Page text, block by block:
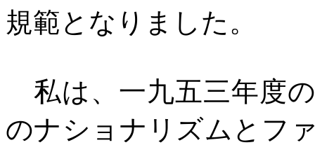
規範となりました。
私は、一九五三年度
のナショナリズムとフ